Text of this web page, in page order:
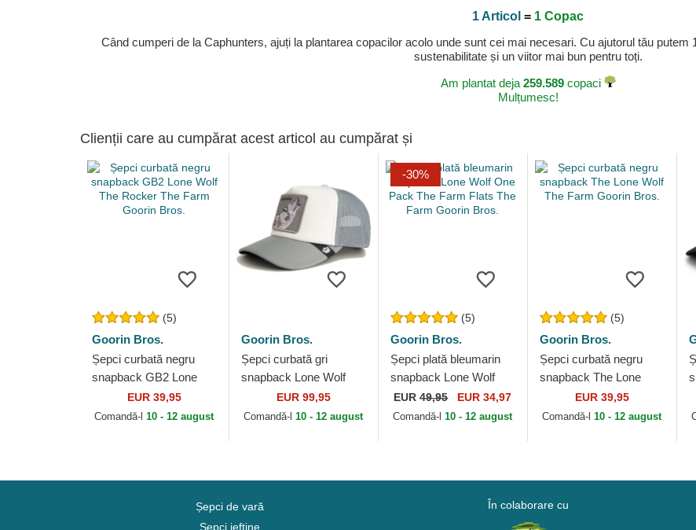
1 Articol = 1 Copac
Când cumperi de la Caphunters, ajuți la plantarea copacilor acolo unde sunt cei mai necesari. Cu ajutorul tău
sustenabilitate și un viitor mai bun pentru toți.
Am plantat deja 259.589copaci
Mulțumesc!
Clienții care au cumpărat acest articol au cumpărat și
(5)
Goorin Bros.
Șepci curbată negru
snapback GB2 Lone
Wolf The Rocker The
Farm Goorin Bros.
EUR 39,95
Comandă-l10 - 12 august
Goorin Bros.
Șepci curbată gri
snapback Lone Wolf
Pre-Game Seasonal
The Farm Goorin Bros.
EUR 99,95
Comandă-l10 - 12 august
-30%
(5)
Goorin Bros.
Șepci plată bleumarin
snapback Lone Wolf
One Pack The Farm
Flats The Farm Goorin
EUR49,95 EUR 34,97
Comandă-l10 - 12 august
(5)
Goorin Bros.
Șepci curbată negru
snapback The Lone
Wolf The Farm Goorin
Bros.
EUR 39,95
Comandă-l10 - 12 august
Șepci de vară
Șepci ieftine
În colaborare cu